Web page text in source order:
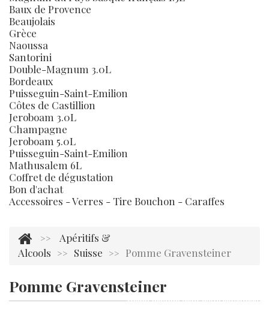
Baux de Provence
Beaujolais
Grèce
Naoussa
Santorini
Double-Magnum 3.0L
Bordeaux
Puisseguin-Saint-Emilion
Côtes de Castillion
Jeroboam 3.0L
Champagne
Jeroboam 5.0L
Puisseguin-Saint-Emilion
Mathusalem 6L
Coffret de dégustation
Bon d'achat
Accessoires - Verres - Tire Bouchon - Caraffes
>>
Apéritifs &
Alcools
>> Suisse >> Pomme Gravensteiner
Pomme Gravensteiner
Aucun produit dans cette catégorie.